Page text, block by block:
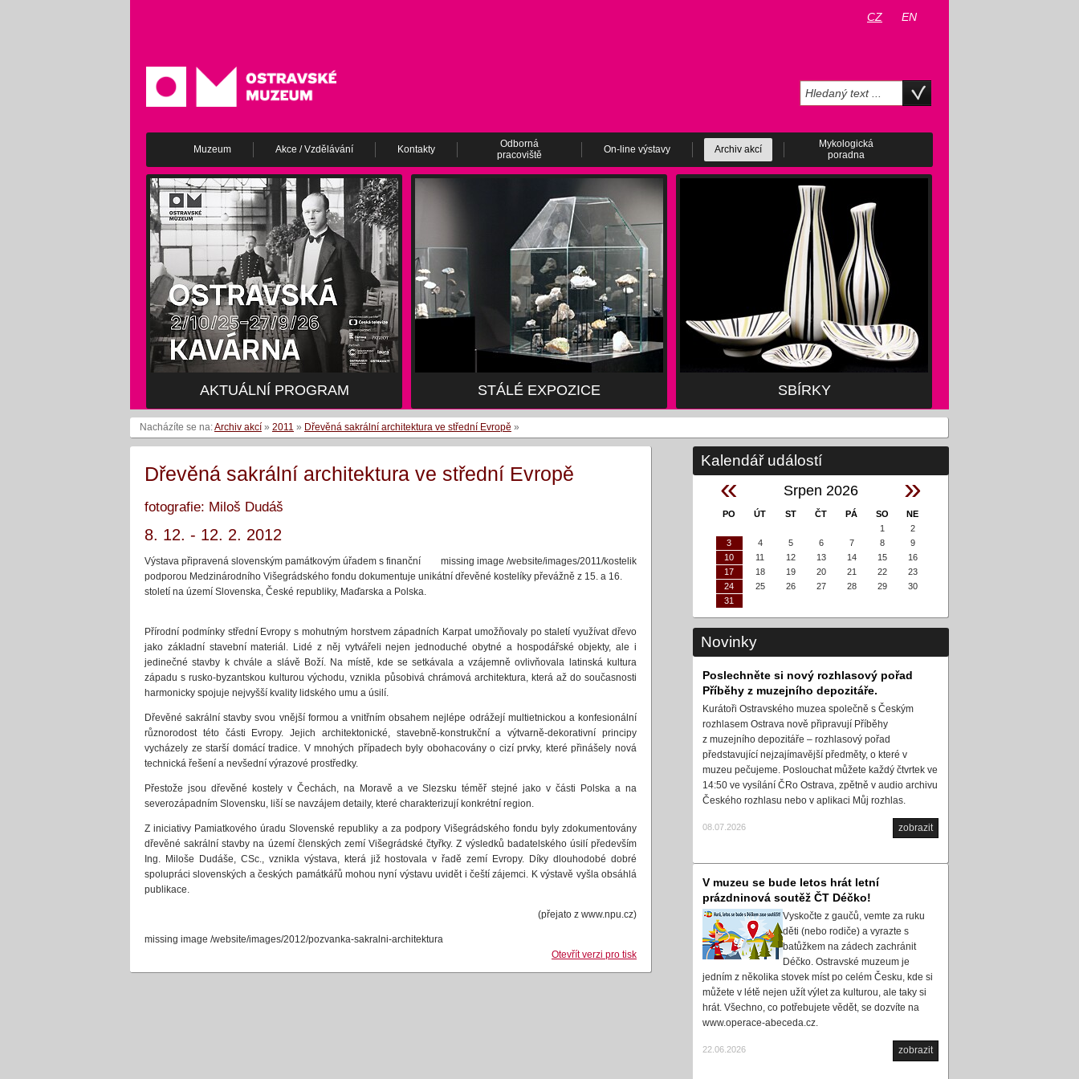
CZ EN
Muzeum Akce / Vzdělávání Kontakty
Odborná
pracoviště
On-line výstavy Archiv akcí
Mykologická
poradna
AKTUÁLNÍ PROGRAM STÁLÉ EXPOZICE SBÍRKY
Nacházíte se na:Archiv akcí » 2011 » Dřevěná sakrální architektura ve střední Evropě »
Kalendář událostí
« Srpen 2026 »
PO ÚT ST ČT PÁ SO
NE
1
2
3
4 5 6 7 8
9
10
11 12 13 14 15
16
17
18 19 20 21 22
23
24
25 26 27 28 29
30
31
Novinky
Poslechněte si nový rozhlasový pořad
Příběhy z muzejního depozitáře.
Kurátoři Ostravského muzea společně s Českým
rozhlasem Ostrava nově připravují Příběhy
z muzejního depozitáře – rozhlasový pořad
představující nejzajímavější předměty, o které v
muzeu pečujeme. Poslouchat můžete každý čtvrtek ve
14:50 ve vysílání ČRo Ostrava, zpětně v audio archivu
Českého rozhlasu nebo v aplikaci Můj rozhlas.
08.07.2026 zobrazit
V muzeu se bude letos hrát letní
prázdninová soutěž ČT Déčko!
Vyskočte z gaučů, vemte za ruku
děti (nebo rodiče) a vyrazte s
batůžkem na zádech zachránit
Déčko. Ostravské muzeum je
jedním z několika stovek míst po celém Česku, kde si
můžete v létě nejen užít výlet za kulturou, ale taky si
hrát. Všechno, co potřebujete vědět, se dozvíte na
www.operace-abeceda.cz.
22.06.2026 zobrazit
Dřevěná sakrální architektura ve střední Evropě
fotografie: Miloš Dudáš
8. 12. - 12. 2. 2012
missing image /website/images/2011/kostelik
Výstava připravená slovenským památkovým úřadem s finanční
podporou Medzinárodního Višegrádského fondu dokumentuje unikátní dřevěné kostelíky převážně z 15. a 16.
století na území Slovenska, České republiky, Maďarska a Polska.
Přírodní podmínky střední Evropy s mohutným horstvem západních Karpat umožňovaly po staletí využívat dřevo
jako základní stavební materiál. Lidé z něj vytvářeli nejen jednoduché obytné a hospodářské objekty, ale i
jedinečné stavby k chvále a slávě Boží. Na místě, kde se setkávala a vzájemně ovlivňovala latinská kultura
západu s rusko-byzantskou kulturou východu, vznikla působivá chrámová architektura, která až do současnosti
harmonicky spojuje nejvyšší kvality lidského umu a úsilí.
Dřevěné sakrální stavby svou vnější formou a vnitřním obsahem nejlépe odrážejí multietnickou a konfesionální
různorodost této části Evropy. Jejich architektonické, stavebně-konstrukční a výtvarně-dekorativní principy
vycházely ze starší domácí tradice. V mnohých případech byly obohacovány o cizí prvky, které přinášely nová
technická řešení a nevšední výrazové prostředky.
Přestože jsou dřevěné kostely v Čechách, na Moravě a ve Slezsku téměř stejné jako v části Polska a na
severozápadním Slovensku, liší se navzájem detaily, které charakterizují konkrétní region.
Z iniciativy Pamiatkového úradu Slovenské republiky a za podpory Višegrádského fondu byly zdokumentovány
dřevěné sakrální stavby na území členských zemí Višegrádské čtyřky. Z výsledků badatelského úsilí především
Ing. Miloše Dudáše, CSc., vznikla výstava, která již hostovala v řadě zemí Evropy. Díky dlouhodobé dobré
spolupráci slovenských a českých památkářů mohou nyní výstavu uvidět i čeští zájemci. K výstavě vyšla obsáhlá
publikace.
(přejato z www.npu.cz)
missing image /website/images/2012/pozvanka-sakralni-architektura
Otevřít verzi pro tisk